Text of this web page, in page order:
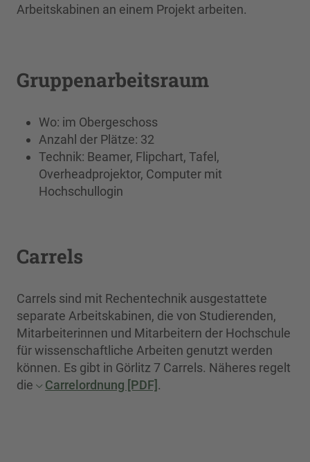
Arbeitskabinen an einem Projekt arbeiten.
Gruppenarbeitsraum
Wo: im Obergeschoss
Anzahl der Plätze: 32
Technik: Beamer, Flipchart, Tafel,
Overheadprojektor, Computer mit
Hochschullogin
Carrels
Carrels sind mit Rechentechnik ausgestattete
separate Arbeitskabinen, die von Studierenden,
Mitarbeiterinnen und Mitarbeitern der Hochschule
für wissenschaftliche Arbeiten genutzt werden
können. Es gibt in Görlitz 7 Carrels. Näheres regelt
die
Carrelordnung [PDF].